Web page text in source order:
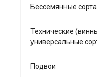
Бессемянные сорта
Технические
универсальные
Подвои